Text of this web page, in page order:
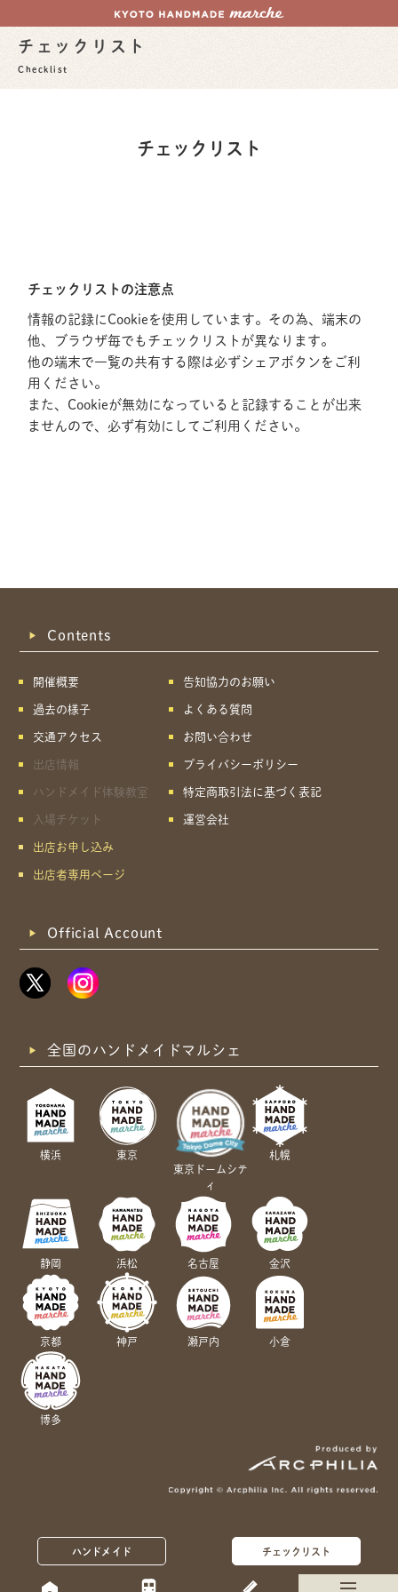
ハンドメイド チェックリスト
チェックリスト
Checklist
チェックリスト
チェックリストの注意点
情報の記録にCookieを使用しています。その為、端末の
他、ブラウザ毎でもチェックリストが異なります。
他の端末で一覧の共有する際は必ずシェアボタンをご利
用ください。
また、Cookieが無効になっていると記録することが出来
ませんので、必ず有効にしてご利用ください。
Contents
開催概要
過去の様子
交通アクセス
出店情報
ハンドメイド体験教室
入場チケット
出店お申し込み
出店者専用ページ
告知協力のお願い
よくある質問
お問い合わせ
プライバシーポリシー
特定商取引法に基づく表記
運営会社
Official Account
全国のハンドメイドマルシェ
横浜
東京
東京ドームシテ
ィ
札幌
静岡 浜松 名古屋 金沢
京都 神戸 瀬戸内 小倉
博多